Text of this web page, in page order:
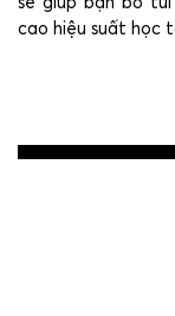
cao hiệu suất học
Post